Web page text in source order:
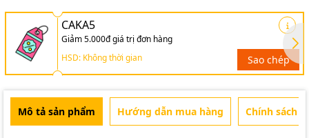
CAKA5
Giảm 5.000đ giá trị đơn hàng
HSD: Không thời gian
Sao chép
Mô tả sản phẩm Hướng dẫn mua hàng Chính sách